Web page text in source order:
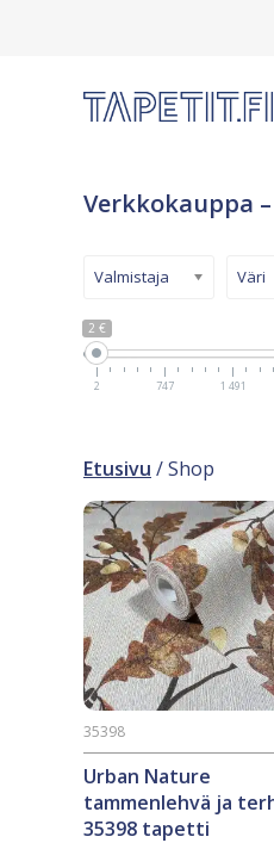
Verkkokauppa
2 €
2 747 1 491
Valmistaja Väri
Etusivu / Shop
Urban Nature
tammenlehvä ja
35398 tapetti
35398